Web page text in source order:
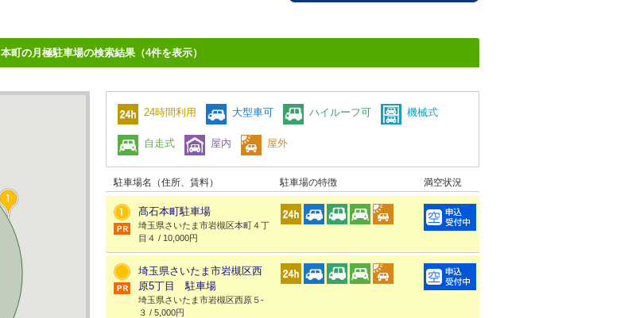
本町の月極駐車場の検索結果（4件を表示）
24時間利用 大型車可 ハイルーフ可 機械式
自走式 屋内 屋外
駐車場名（住所、賃料） 駐車場の特徴 満空状況
髙石本町駐車場
埼玉県さいたま市岩槻区本町４丁
目４ / 10,000円
埼玉県さいたま市岩槻区西
原5丁目 駐車場
埼玉県さいたま市岩槻区西原５-
３ / 5,000円